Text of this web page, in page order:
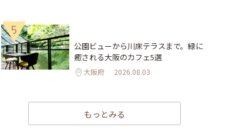
5
公園ビューから川床テラスまで。緑に
癒される大阪のカフェ5選
大阪府 2026.08.03
もっとみる